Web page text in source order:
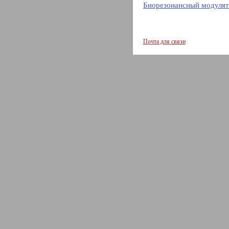
Биорезонансный
Почта для связи